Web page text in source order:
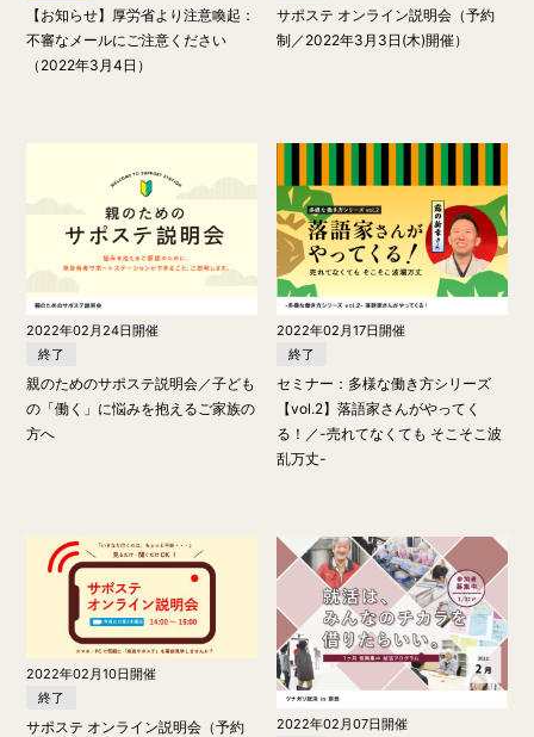
【お知らせ】厚労省より注意喚起：
不審なメールにご注意ください
（2022年3月4日）
サポステ オンライン説明会（予約
制／2022年3月3日(木)開催）
2022年02月24日開催
終了
親のためのサポステ説明会／子ども
の「働く」に悩みを抱えるご家族の
方へ
2022年02月17日開催
終了
セミナー：多様な働き方シリーズ
【vol.2】落語家さんがやってく
る！／-売れてなくても そこそこ波
乱万丈-
2022年02月10日開催
終了
サポステ オンライン説明会（予約
2022年02月07日開催